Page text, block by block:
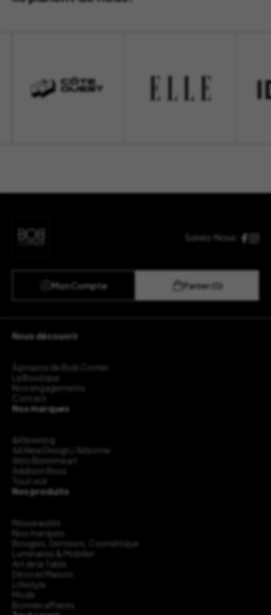
Suivez-Nous :
Mon Compte Panier (0)
Nous découvrir
À propos de Bob Corner
La Boutique
Nos engagements
Contact
Nos marques
&Klevering
AA New Design / Airborne
Ablo Blommeart
Addison Ross
Tout voir
Nos produits
Nouveautés
Nos marques
Bougies, Senteurs, Cosmétique
Luminaires & Mobilier
Art de la Table
Déco et Maison
Lifestyle
Mode
Bonnes affaires